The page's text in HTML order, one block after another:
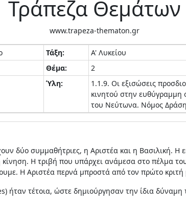
Τράπεζα Θεμάτων
www.trapeza-thematon.gr
Τάξη:
Α' Λυκείου
Θέμα:
2
Ύλη:
1.1.9. Οι εξισώσεις
κινητού στην ευθύγραμμη
του Νεύτωνα. Νόμος
δύο συμμαθήτριες, η Αριστέα και η Βασιλική. Η
Η τριβή που υπάρχει ανάμεσα στο πέλμα
Η Αριστέα περνά μπροστά από τον πρώτο
τέτοια, ώστε δημιούργησαν την ίδια δύναμη